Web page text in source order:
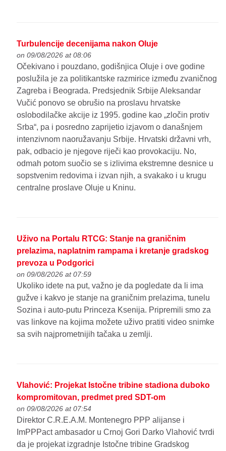
Turbulencije decenijama nakon Oluje
on 09/08/2026 at 08:06
Očekivano i pouzdano, godišnjica Oluje i ove godine
poslužila je za politikantske razmirice između zvaničnog
Zagreba i Beograda. Predsjednik Srbije Aleksandar
Vučić ponovo se obrušio na proslavu hrvatske
oslobodilačke akcije iz 1995. godine kao „zločin protiv
Srba“, pa i posredno zaprijetio izjavom o današnjem
intenzivnom naoružavanju Srbije. Hrvatski državni vrh,
pak, odbacio je njegove riječi kao provokaciju. No,
odmah potom suočio se s izlivima ekstremne desnice u
sopstvenim redovima i izvan njih, a svakako i u krugu
centralne proslave Oluje u Kninu.
Uživo na Portalu RTCG: Stanje na graničnim
prelazima, naplatnim rampama i kretanje gradskog
prevoza u Podgorici
on 09/08/2026 at 07:59
Ukoliko idete na put, važno je da pogledate da li ima
gužve i kakvo je stanje na graničnim prelazima, tunelu
Sozina i auto-putu Princeza Ksenija. Pripremili smo za
vas linkove na kojima možete uživo pratiti video snimke
sa svih najprometnijih tačaka u zemlji.
Vlahović: Projekat Istočne tribine stadiona duboko
kompromitovan, predmet pred SDT-om
on 09/08/2026 at 07:54
Direktor C.R.E.A.M. Montenegro PPP alijanse i
ImPPPact ambasador u Crnoj Gori Darko Vlahović tvrdi
da je projekat izgradnje Istočne tribine Gradskog